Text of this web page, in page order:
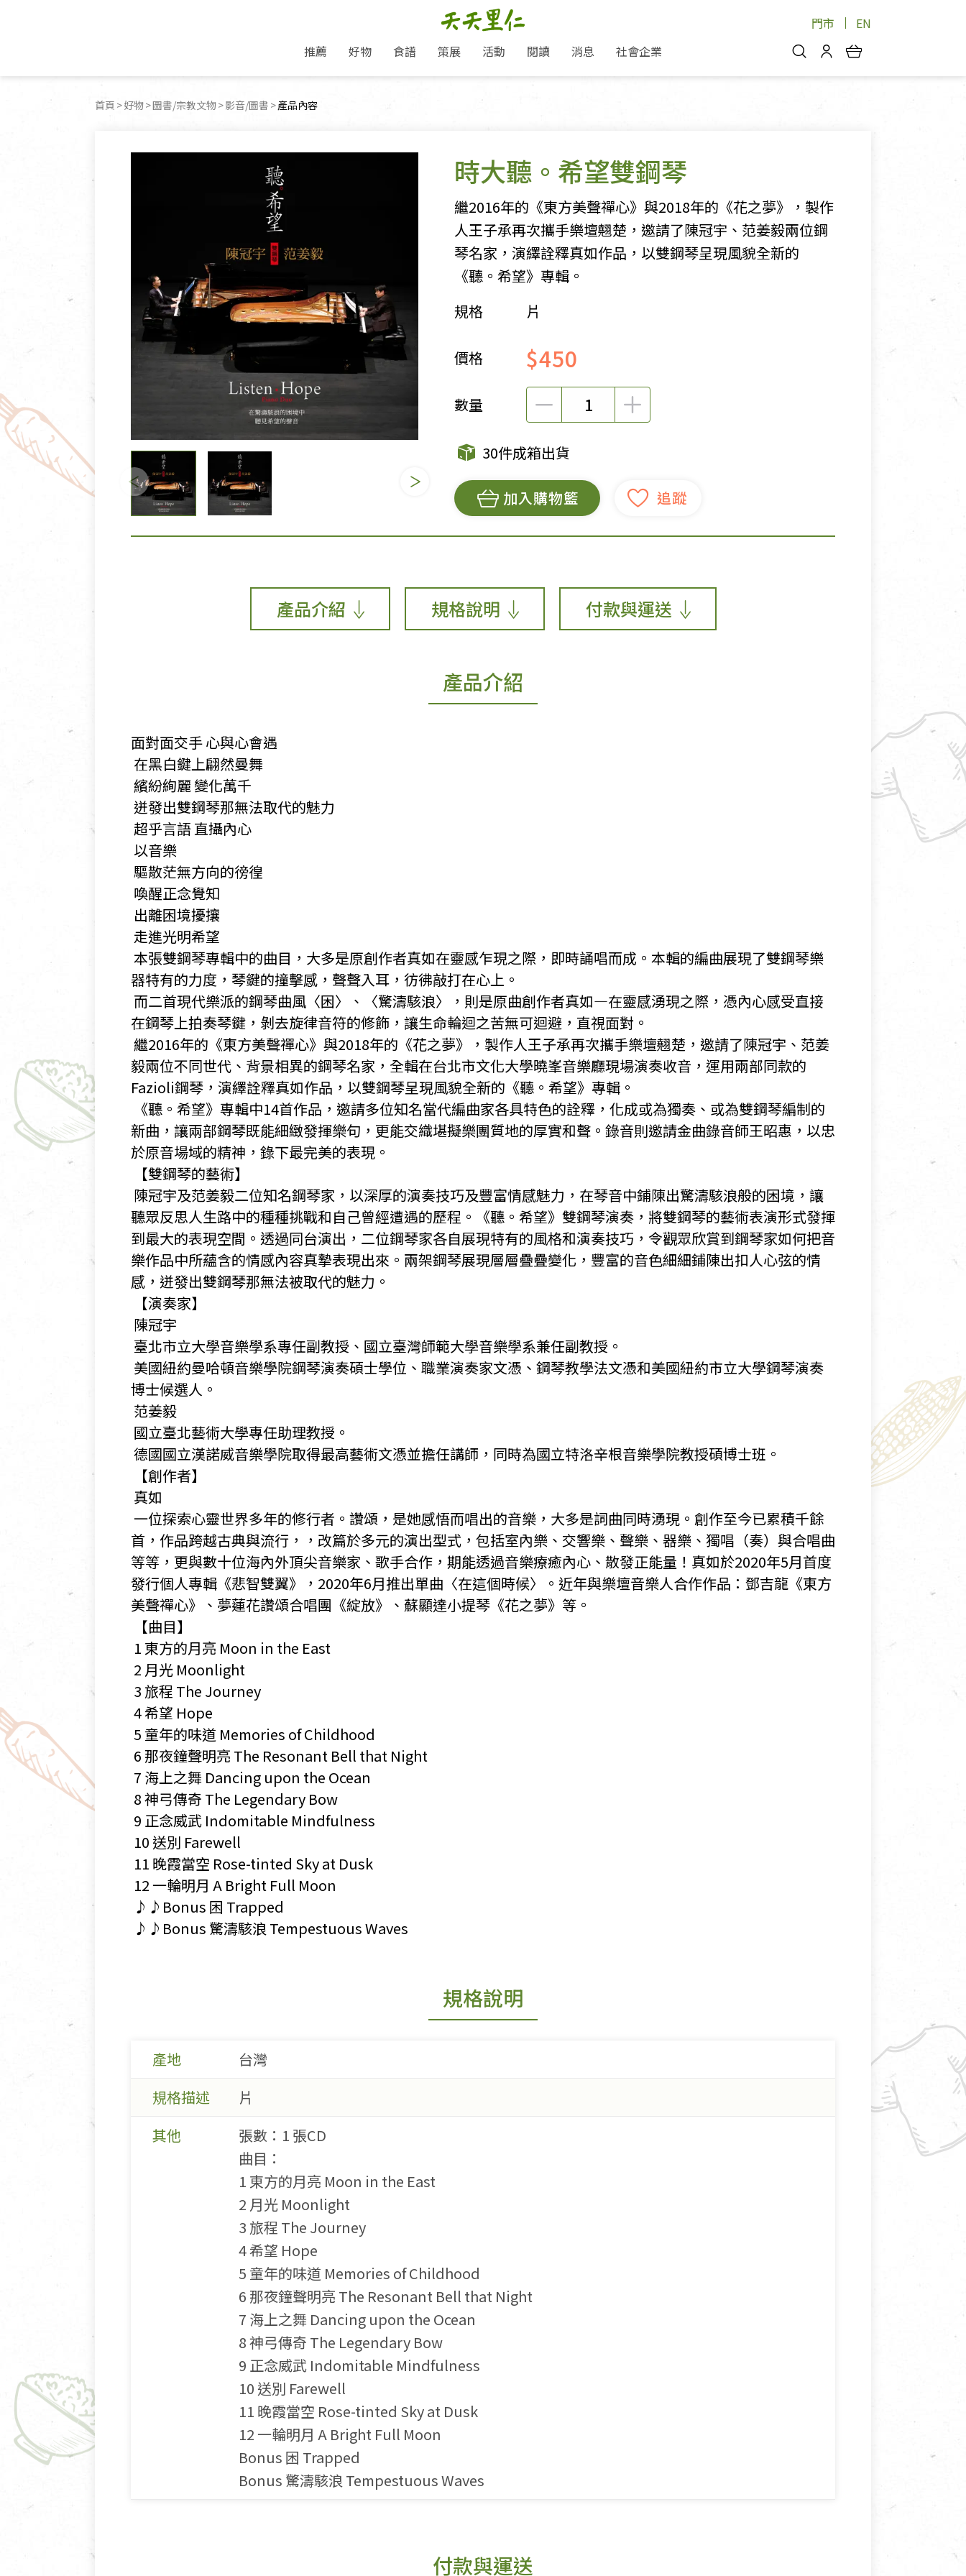
門市 EN
個人資料管理
產品追蹤
推薦
好康優惠
8月快閃商品優惠
中秋禮盒預購
7月惜福愛物
6月快閃商品-好評延長優惠
傳承經典優惠
文化好書優惠
超值好物特惠
熱銷人氣產品推薦
經典必買推薦
史瓦帝尼文化節
好物
米麵/調理食材
豆麥雜糧種子
飲品/零食
果汁/醋飲/飲料
茶/咖啡/花果茶
沖調飲/穀麥片
蜂蜜/椰奶
休閒零食
堅果/果乾
糖果/巧克力
熟食料理/調理包
包子饅頭/麵點
粽子/蘿蔔糕/年糕
素鬆/醬菜
甜品/冰品
中藥食材/調理包
酵素
廚房用具/家電/家飾
個人清潔保養
臉部清潔/保養
臉部彩妝
牙膏/牙刷/漱口水
洗髮/潤髮/染髮
身體清潔/保養
個人用品
男內著居家
毛巾/浴巾/手帕
帽/口罩/配件/包包
嬰幼/兒童
敬經帛/書套
影音/圖書
香
供具/修持用品
食譜
不限類別 主食 沙拉 點心 醬料
湯品
策展
作夥利他 加入水滴會員
「里仁誠食市集」永續新體驗
減塑 一起來！
綠色保育-我們的田, 牠們的家
里仁「史瓦帝尼文化節」
活動
產品推薦
閱讀
專題文章
食品與廠商
用品與廠商
土地與生態
蔬食營養力
生活提案
共好行動
里仁的努力
減塑微革命
少或無添加
消息
分店動態
生態保育
公益支持
獲獎肯定
聯名合作
社會企業
產品/有機蔬果把關
首頁 好物 圖書/宗教文物 影音/圖書 目前頁面：
產品內容
時大聽。希望雙鋼琴
繼2016年的《東方美聲禪心》與2018年的《花之夢》，製作
人王子承再次攜手樂壇翹楚，邀請了陳冠宇、范姜毅兩位鋼
琴名家，演繹詮釋真如作品，以雙鋼琴呈現風貌全新的
《聽。希望》專輯。
規格
片
價格 $450
數量
30件成箱出貨
加入購物籃
產品介紹 規格說明 付款與運送
產品介紹
面對面交手 心與心會遇
​ 在黑白鍵上翩然曼舞
​ 繽紛絢麗 變化萬千
​ 迸發出雙鋼琴那無法取代的魅力
​ 超乎言語 直攝內心
​ 以音樂
​ 驅散茫無方向的徬徨
​ 喚醒正念覺知
​ 出離困境擾攘
​ 走進光明希望
​ 本張雙鋼琴專輯中的曲目，大多是原創作者真如在靈感乍現之際，即時誦唱而成。本輯的編曲展現了雙鋼琴樂
器特有的力度，琴鍵的撞擊感，聲聲入耳，彷彿敲打在心上。
​ 而二首現代樂派的鋼琴曲風〈困〉、〈驚濤駭浪〉，則是原曲創作者真如—在靈感湧現之際，憑內心感受直接
在鋼琴上拍奏琴鍵，剝去旋律音符的修飾，讓生命輪迴之苦無可迴避，直視面對。
​ 繼2016年的《東方美聲禪心》與2018年的《花之夢》，製作人王子承再次攜手樂壇翹楚，邀請了陳冠宇、范姜
毅兩位不同世代、背景相異的鋼琴名家，全輯在台北市文化大學曉峯音樂廳現場演奏收音，運用兩部同款的
Fazioli鋼琴，演繹詮釋真如作品，以雙鋼琴呈現風貌全新的《聽。希望》專輯。
​ 《聽。希望》專輯中14首作品，邀請多位知名當代編曲家各具特色的詮釋，化成或為獨奏、或為雙鋼琴編制的
新曲，讓兩部鋼琴既能細緻發揮樂句，更能交織堪擬樂團質地的厚實和聲。錄音則邀請金曲錄音師王昭惠，以忠
於原音場域的精神，錄下最完美的表現。
​ 【雙鋼琴的藝術】
​ 陳冠宇及范姜毅二位知名鋼琴家，以深厚的演奏技巧及豐富情感魅力，在琴音中鋪陳出驚濤駭浪般的困境，讓
聽眾反思人生路中的種種挑戰和自己曾經遭遇的歷程。《聽。希望》雙鋼琴演奏，將雙鋼琴的藝術表演形式發揮
到最大的表現空間。透過同台演出，二位鋼琴家各自展現特有的風格和演奏技巧，令觀眾欣賞到鋼琴家如何把音
樂作品中所蘊含的情感內容真摯表現出來。兩架鋼琴展現層層疊疊變化，豐富的音色細細鋪陳出扣人心弦的情
感，迸發出雙鋼琴那無法被取代的魅力。
​ 【演奏家】
​ 陳冠宇
​ 臺北市立大學音樂學系專任副教授、國立臺灣師範大學音樂學系兼任副教授。
​ 美國紐約曼哈頓音樂學院鋼琴演奏碩士學位、職業演奏家文憑、鋼琴教學法文憑和美國紐約市立大學鋼琴演奏
博士候選人。
​ 范姜毅
​ 國立臺北藝術大學專任助理教授。
​ 德國國立漢諾威音樂學院取得最高藝術文憑並擔任講師，同時為國立特洛辛根音樂學院教授碩博士班。
​ 【創作者】
​ 真如
​ 一位探索心靈世界多年的修行者。讚頌，是她感悟而唱出的音樂，大多是詞曲同時湧現。創作至今已累積千餘
首，作品跨越古典與流行，，改篇於多元的演出型式，包括室內樂、交響樂、聲樂、器樂、獨唱（奏）與合唱曲
等等，更與數十位海內外頂尖音樂家、歌手合作，期能透過音樂療癒內心、散發正能量！真如於2020年5月首度
發行個人專輯《悲智雙翼》，2020年6月推出單曲〈在這個時候〉。近年與樂壇音樂人合作作品：鄧吉龍《東方
美聲禪心》、夢蓮花讚頌合唱團《綻放》、蘇顯達小提琴《花之夢》等。
​ 【曲目】
​ 1 東方的月亮 Moon in the East
​ 2 月光 Moonlight
​ 3 旅程 The Journey
​ 4 希望 Hope
​ 5 童年的味道 Memories of Childhood
​ 6 那夜鐘聲明亮 The Resonant Bell that Night
​ 7 海上之舞 Dancing upon the Ocean
​ 8 神弓傳奇 The Legendary Bow
​ 9 正念威武 Indomitable Mindfulness
​ 10 送別 Farewell
​ 11 晚霞當空 Rose-tinted Sky at Dusk
​ 12 一輪明月 A Bright Full Moon
​ ♪♪Bonus 困 Trapped
​ ♪♪Bonus 驚濤駭浪 Tempestuous Waves
規格說明
產地
台灣
規格描述
片
其他
張數：1 張CD
曲目：
1 東方的月亮 Moon in the East
2 月光 Moonlight
3 旅程 The Journey
4 希望 Hope
5 童年的味道 Memories of Childhood
6 那夜鐘聲明亮 The Resonant Bell that Night
7 海上之舞 Dancing upon the Ocean
8 神弓傳奇 The Legendary Bow
9 正念威武 Indomitable Mindfulness
10 送別 Farewell
11 晚霞當空 Rose-tinted Sky at Dusk
12 一輪明月 A Bright Full Moon
Bonus 困 Trapped
Bonus 驚濤駭浪 Tempestuous Waves
付款與運送